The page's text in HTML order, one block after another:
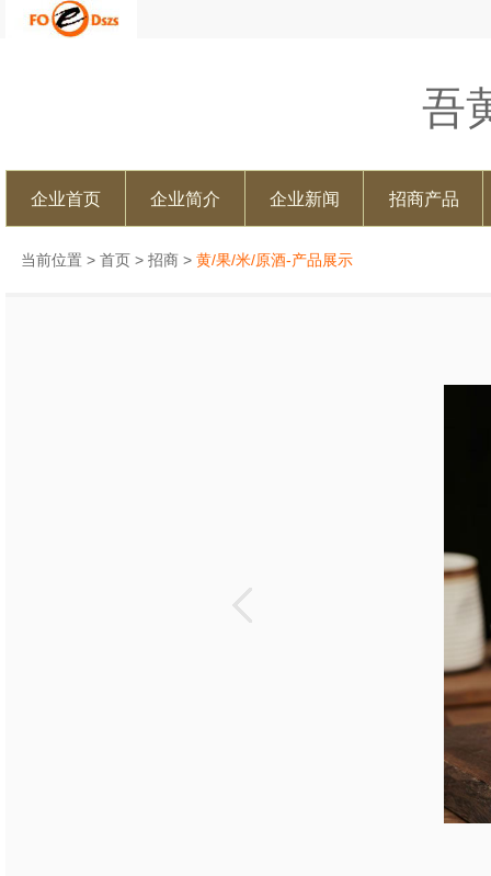
吾
企业首页 企业简介 企业新闻 招商产品
当前位置 > 首页 > 招商 > 黄/果/米/原酒-产品展示